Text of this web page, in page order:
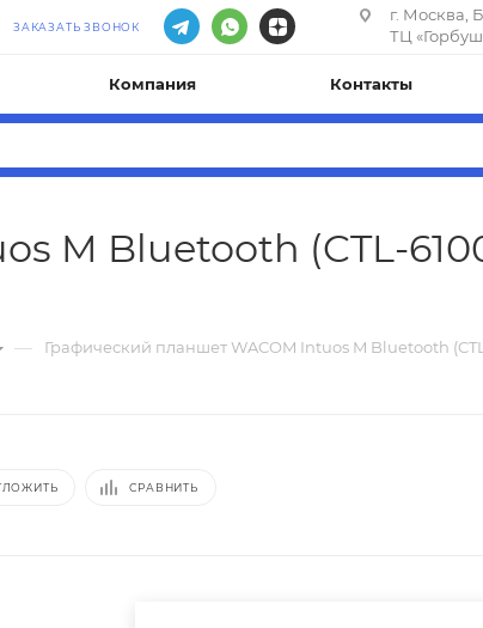
ЗАКАЗАТЬ ЗВОНОК
г. Москва,
ТЦ
Компания Контакты
M Bluetooth (CTL-
— Графический планшет WACOM Intuos M Bluetooth
СРАВНИТЬ